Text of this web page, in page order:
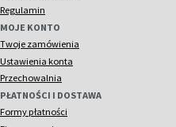
Regulamin
MOJE KONTO
Twoje zamówienia
Ustawienia konta
Przechowalnia
PŁATNOŚCI I DOSTAWA
Formy płatności